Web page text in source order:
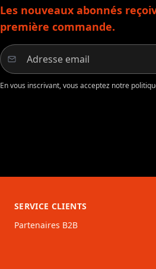
Les nouveaux abonnés
première commande.
En vous inscrivant, vous acceptez notre
SERVICE CLIENTS
Partenaires B2B